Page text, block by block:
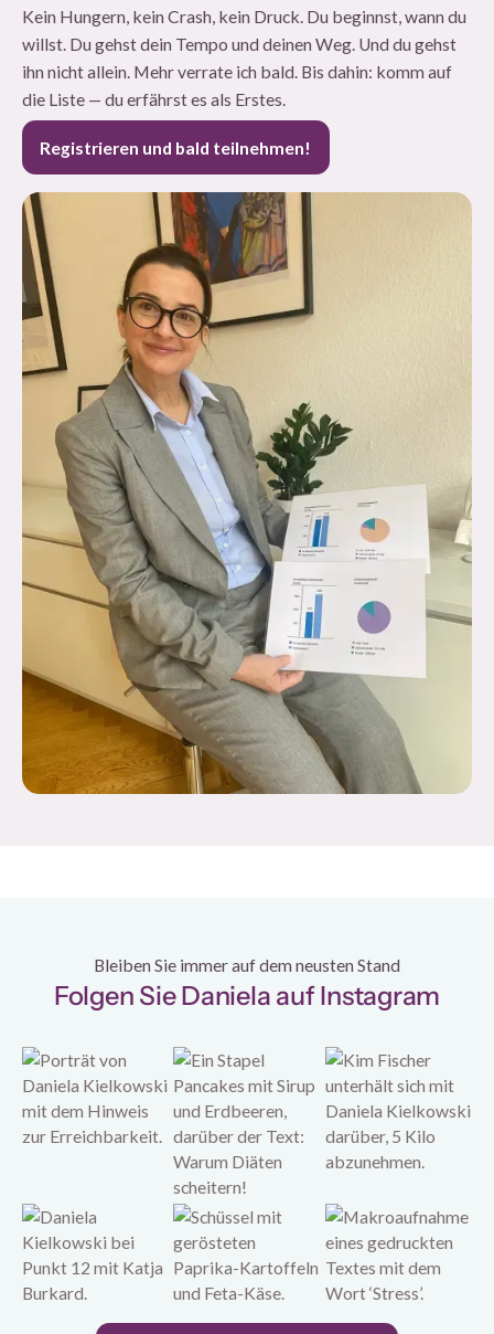
Kein Hungern, kein Crash, kein Druck. Du beginnst, wann du
willst. Du gehst dein Tempo und deinen Weg. Und du gehst
ihn nicht allein. Mehr verrate ich bald. Bis dahin: komm auf
die Liste — du erfährst es als Erstes.
Registrieren und bald teilnehmen!
Bleiben Sie immer auf dem neusten Stand
Folgen Sie Daniela auf Instagram